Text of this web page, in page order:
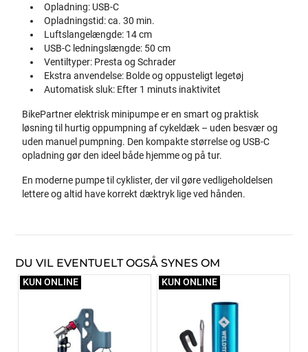
Opladning: USB-C
Opladningstid: ca. 30 min.
Luftslangelængde: 14 cm
USB-C ledningslængde: 50 cm
Ventiltyper: Presta og Schrader
Ekstra anvendelse: Bolde og oppusteligt legetøj
Automatisk sluk: Efter 1 minuts inaktivitet
BikePartner elektrisk minipumpe er en smart og praktisk
løsning til hurtig oppumpning af cykeldæk – uden besvær og
uden manuel pumpning. Den kompakte størrelse og USB-C
opladning gør den ideel både hjemme og på tur.
En moderne pumpe til cyklister, der vil gøre vedligeholdelsen
lettere og altid have korrekt dæktryk lige ved hånden.
DU VIL EVENTUELT OGSÅ SYNES OM
KUN ONLINE KUN ONLINE